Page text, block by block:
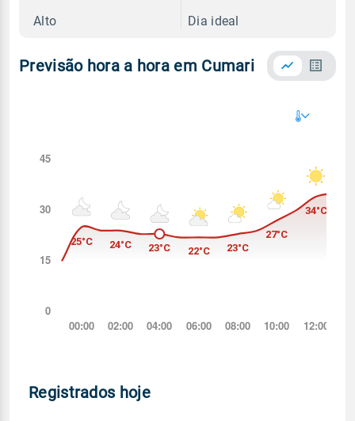
Alto Dia ideal
Previsão hora a hora em Cumari
Registrados hoje